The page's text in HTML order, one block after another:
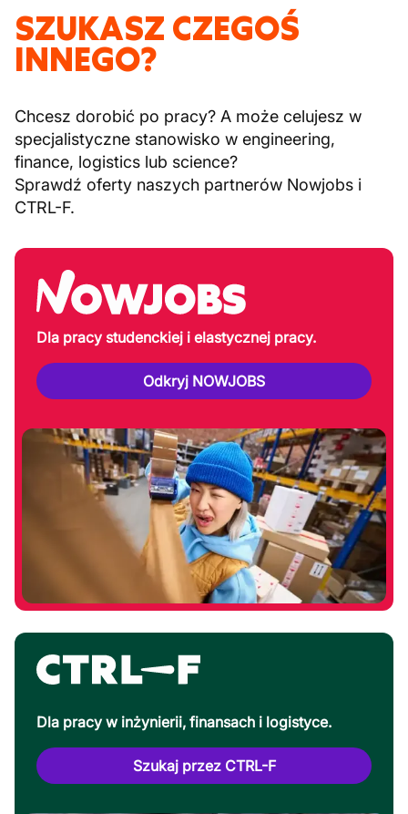
SZUKASZ CZEGOŚ
INNEGO?
Chcesz dorobić po pracy? A może celujesz w
specjalistyczne stanowisko w engineering,
finance, logistics lub science?
Sprawdź oferty naszych partnerów Nowjobs i
CTRL-F.
Dla pracy studenckiej i elastycznej pracy.
Odkryj NOWJOBS
Dla pracy w inżynierii, finansach i logistyce.
Szukaj przez CTRL-F